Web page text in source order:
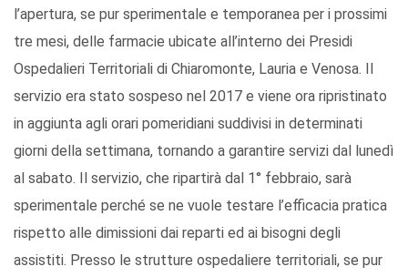
l’apertura, se pur sperimentale e temporanea per i prossimi
tre mesi, delle farmacie ubicate all’interno dei Presidi
Ospedalieri Territoriali di Chiaromonte, Lauria e Venosa. Il
servizio era stato sospeso nel 2017 e viene ora ripristinato
in aggiunta agli orari pomeridiani suddivisi in determinati
giorni della settimana, tornando a garantire servizi dal lunedì
al sabato. Il servizio, che ripartirà dal 1° febbraio, sarà
sperimentale perché se ne vuole testare l’efficacia pratica
rispetto alle dimissioni dai reparti ed ai bisogni degli
assistiti. Presso le strutture ospedaliere territoriali, se pur